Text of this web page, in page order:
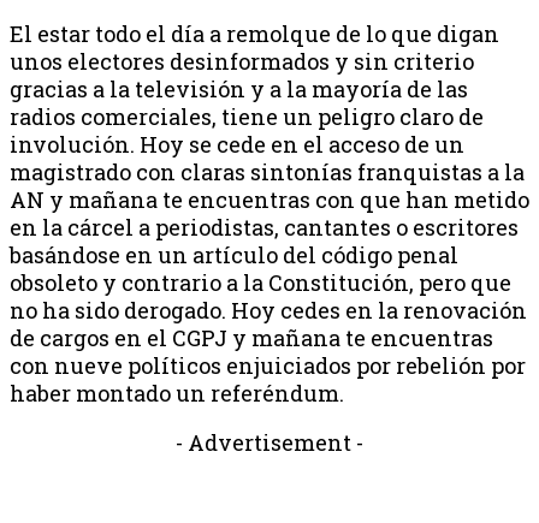
El estar todo el día a remolque de lo que digan
unos electores desinformados y sin criterio
gracias a la televisión y a la mayoría de las
radios comerciales, tiene un peligro claro de
involución. Hoy se cede en el acceso de un
magistrado con claras sintonías franquistas a la
AN y mañana te encuentras con que han metido
en la cárcel a periodistas, cantantes o escritores
basándose en un artículo del código penal
obsoleto y contrario a la Constitución, pero que
no ha sido derogado. Hoy cedes en la renovación
de cargos en el CGPJ y mañana te encuentras
con nueve políticos enjuiciados por rebelión por
haber montado un referéndum.
- Advertisement -